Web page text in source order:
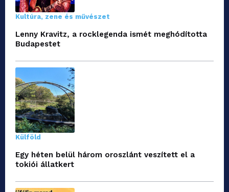
Kultúra, zene és művészet
Lenny Kravitz, a rocklegenda ismét meghódította
Budapestet
Külföld
Egy héten belül három oroszlánt veszített el a
tokiói állatkert